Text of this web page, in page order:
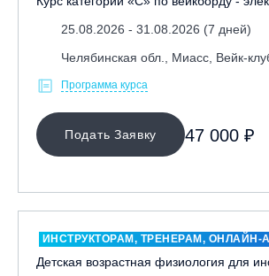
25.08.2026 - 31.08.2026 (7 дней)
Челябинская обл., Миасс, Вейк-
Программа курса
Подать Заявку 47 000 ₽
ИНСТРУКТОРАМ, ТРЕНЕРАМ, ОНЛАЙН-
Детская возрастная физиология для